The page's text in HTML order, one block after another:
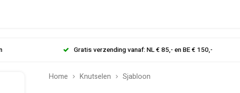
Gratis verzending vanaf: NL € 85,- en BE € 150,-
Home Knutselen Sjabloon